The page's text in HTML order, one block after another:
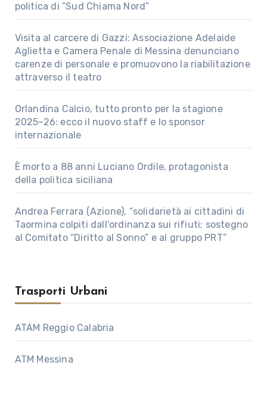
politica di “Sud Chiama Nord”
Visita al carcere di Gazzi: Associazione Adelaide
Aglietta e Camera Penale di Messina denunciano
carenze di personale e promuovono la riabilitazione
attraverso il teatro
Orlandina Calcio, tutto pronto per la stagione
2025–26: ecco il nuovo staff e lo sponsor
internazionale
È morto a 88 anni Luciano Ordile, protagonista
della politica siciliana
Andrea Ferrara (Azione), “solidarietà ai cittadini di
Taormina colpiti dall’ordinanza sui rifiuti; sostegno
al Comitato “Diritto al Sonno” e al gruppo PRT”
Trasporti Urbani
ATAM Reggio Calabria
ATM Messina